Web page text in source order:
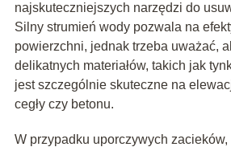
najskuteczniejszych narzędzi do
Silny strumień wody pozwala na
powierzchni, jednak trzeba uważać,
delikatnych materiałów, takich jak
jest szczególnie skuteczne na
cegły czy betonu.
W przypadku uporczywych zacieków,